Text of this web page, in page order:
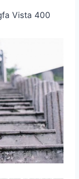
Vista 400